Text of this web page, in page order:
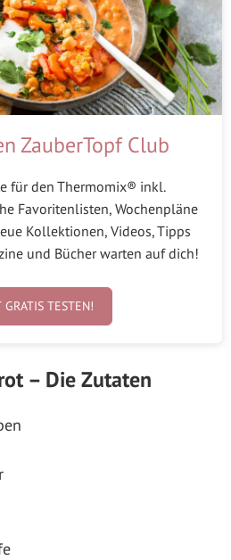
ZauberTopf Club
für den Thermomix® inkl.
Favoritenlisten, Wochenpläne
Kollektionen, Videos, Tipps
und Bücher warten auf dich!
GRATIS TESTEN!
– Die Zutaten